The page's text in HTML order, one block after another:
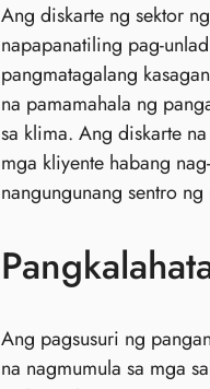
Ang diskarte ng sektor
napapanatiling pag-
pangmatagalang
na pamamahala ng
sa klima. Ang diskarte
mga kliyente habang
nangungunang sentro
Ang pagsusuri ng
na nagmumula sa mga